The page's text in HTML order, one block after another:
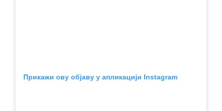
Прикажи ову објаву у апликацији Instagram